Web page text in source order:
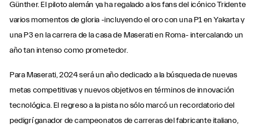
Günther. El piloto alemán ya ha regalado a los fans del icónico Tridente
varios momentos de gloria -incluyendo el oro con una P1 en Yakarta y
una P3 en la carrera de la casa de Maserati en Roma- intercalando un
año tan intenso como prometedor.
Para Maserati, 2024 será un año dedicado a la búsqueda de nuevas
metas competitivas y nuevos objetivos en términos de innovación
tecnológica. El regreso a la pista no sólo marcó un recordatorio del
pedigrí ganador de campeonatos de carreras del fabricante italiano,